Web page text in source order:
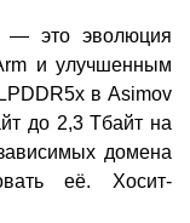
— это эволюция
и улучшенным
в Asimov
до 2,3 Тбайт на
домена
её. Хосит-